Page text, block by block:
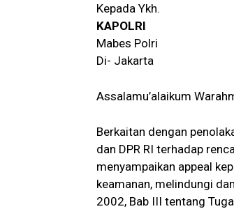
Kepada Ykh.
KAPOLRI
Mabes Polri
Di- Jakarta
Assalamu’alaikum
Berkaitan dengan
dan DPR RI terhadap
menyampaikan appeal
keamanan, melindungi
2002, Bab III tentang